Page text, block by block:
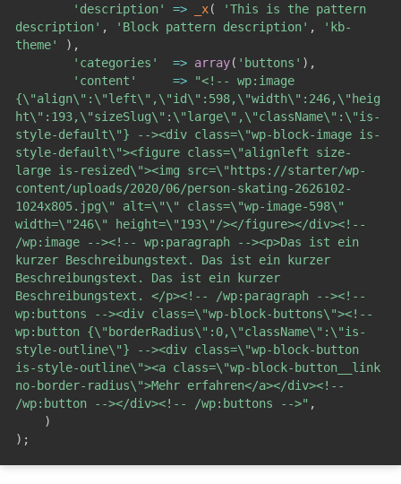
'description'
=> _x(
'This is the pattern
description' , 'Block pattern description' ,
'kb-
theme'
) ,
'categories'
=> array( 'buttons' ) ,
'content'
=>
"<!-- wp:image
{\"align\":\"left\",\"id\":598,\"width\":246,\"heig
ht\":193,\"sizeSlug\":\"large\",\"className\":\"is-
style-default\"} --><div class=\"wp-block-image is-
style-default\"><figure class=\"alignleft size-
large is-resized\"><img src=\"https://starter/wp-
content/uploads/2020/06/person-skating-2626102-
1024x805.jpg\" alt=\"\" class=\"wp-image-598\"
width=\"246\" height=\"193\"/></figure></div><!--
/wp:image --><!-- wp:paragraph --><p>Das ist ein
kurzer Beschreibungstext. Das ist ein kurzer
Beschreibungstext. Das ist ein kurzer
Beschreibungstext. </p><!-- /wp:paragraph --><!--
wp:buttons --><div class=\"wp-block-buttons\"><!--
wp:button {\"borderRadius\":0,\"className\":\"is-
style-outline\"} --><div class=\"wp-block-button
is-style-outline\"><a class=\"wp-block-button__link
no-border-radius\">Mehr erfahren</a></div><!--
/wp:button --></div><!-- /wp:buttons -->" ,
)
) ;